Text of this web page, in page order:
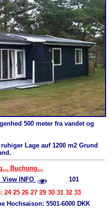
500 meter fra vandet og
Lage auf 1200 m2 Grund
Buchung...
INFO
101
25 26 27 29 30 31 32 33
Hochsaison: 5501-6000 DKK